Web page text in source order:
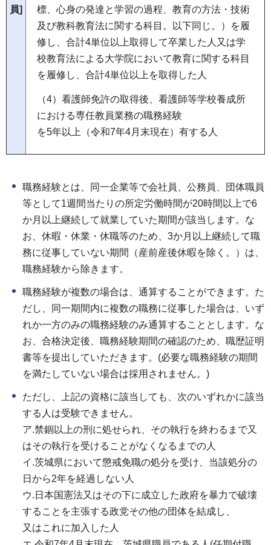
員]
標、心身の発達と学習の過程、教育の方法・技術
及び教科教育法に関する科目。以下同じ。）を履
修し、合計4単位以上取得して卒業した人又は学
校教育法による大学院において教育に関する科目
を履修し、合計4単位以上を取得した人
（4）看護師免許の取得後、看護師等学校養成所
における専任教員業務の職務経験
を5年以上（令和7年4月末現在）有する人
職務経験とは、同一企業等で会社員、公務員、団体職員
等として1週間当たりの所定労働時間が20時間以上で6
か月以上継続して就業していた期間が該当します。な
お、休暇・休業・休職等のため、3か月以上継続して職
務に従事していない期間（産前産後休暇を除く。）は、
職務経験から除きます。
職務経験が複数の場合は、通算することができます。た
だし、同一期間内に複数の職務に従事した場合は、いず
れか一方のみの職務経験のみ通算することとします。な
お、合格決定後、職務経験期間の確認のため、職歴証明
書等を提出していただきます。(必要な職務経験の期間
を満たしていない場合は採用されません。)
ただし、上記の資格に該当しても、次のいずれかに該当
する人は受験できません。
ア.禁錮以上の刑に処せられ、その執行を終わるまで又
はその執行を受けることがなくなるまでの人
イ.茨城県において懲戒免職の処分を受け、当該処分の
日から2年を経過しない人
ウ.日本国憲法又はその下に成立した政府を暴力で破壊
することを主張する政党その他の団体を結成し、
又はこれに加入した人